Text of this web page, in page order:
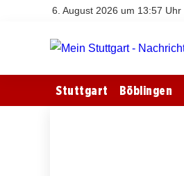
6. August 2026 um 13:57 Uhr
Stuttgart Böblingen